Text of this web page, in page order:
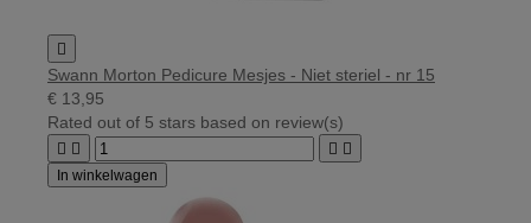

Swann Morton Pedicure Mesjes - Niet steriel - nr 15
€ 13,95
Rated out of 5 stars based on review(s)
   
In winkelwagen